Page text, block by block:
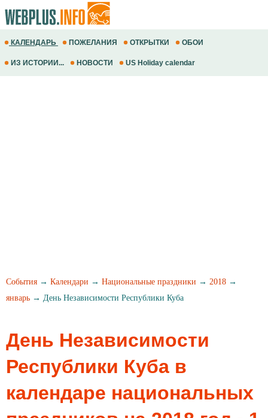
КАЛЕНДАРЬ ПОЖЕЛАНИЯ ОТКРЫТКИ ОБОИ
ИЗ ИСТОРИИ... НОВОСТИ US Holiday calendar
События → Календари → Национальные праздники → 2018 →
январь → День Независимости Республики Куба
День Независимости
Республики Куба в
календаре национальных